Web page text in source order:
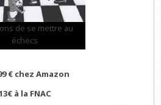
de se mettre au
échecs
€ chez Amazon
à la FNAC